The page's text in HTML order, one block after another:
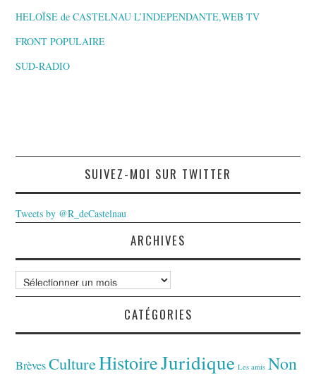
HELOÏSE de CASTELNAU L’INDEPENDANTE,WEB TV
FRONT POPULAIRE
SUD-RADIO
SUIVEZ-MOI SUR TWITTER
Tweets by @R_deCastelnau
ARCHIVES
Archives
CATÉGORIES
Brèves CultureHistoireJuridique Les amis Non